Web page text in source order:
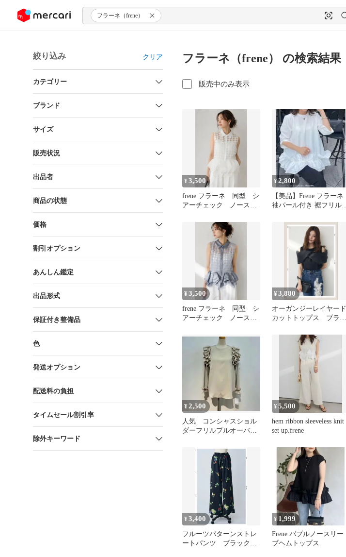
ツにスキップ フラーネ（frene）
絞り込み クリア
カテゴリー
ブランド
サイズ
販売状況
出品者
商品の状態
価格
割引オプション
あんしん鑑定
出品形式
保証付き整備品
色
発送オプション
配送料の負担
タイムセール割引率
除外キーワード
フラーネ（frene） の検索結果
販売中のみ表示
¥3,500
frene フラーネ 同型 シ
アーチェック ノースリ
¥2,800
​【美品】Frene フラーネ
袖パール付き 裾フリルプ
¥3,500
frene フラーネ 同型 シ
アーチェック ノースリ
¥3,880
オーガンジーレイヤード
カットトップス ブラッ
¥2,500
人気 コンシャスショル
ダーフリルプルオーバ
ラーネ
¥5,500
hem ribbon sleeveless knit
set up.frene
¥3,400
フルーツパターンストレ
ートパンツ ブラック
¥1,999
Frene バブルノースリー
ブヘムトップス